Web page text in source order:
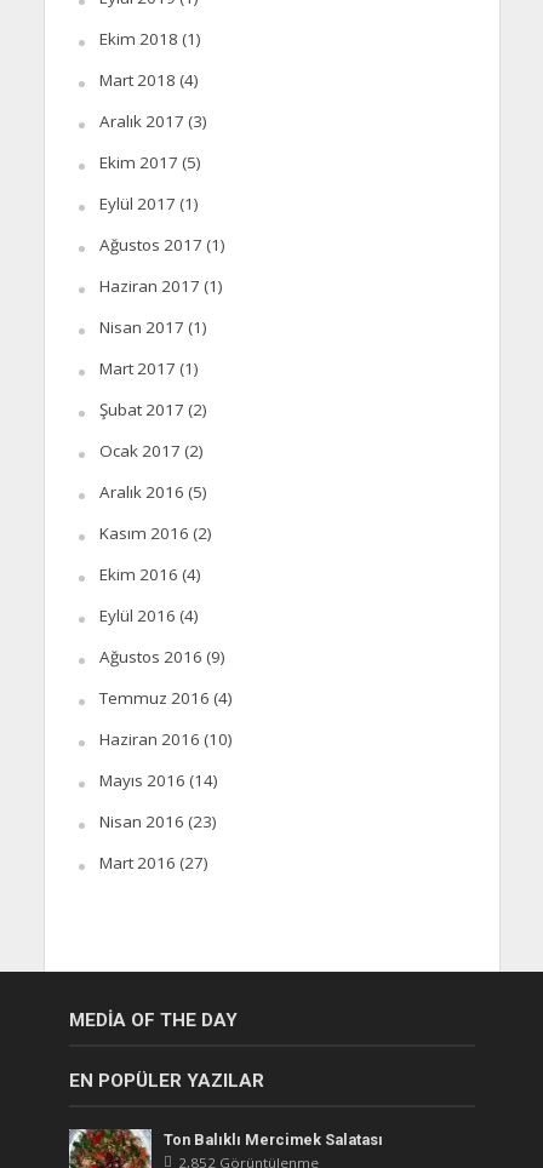
Ekim 2018 (1)
Mart 2018 (4)
Aralık 2017 (3)
Ekim 2017 (5)
Eylül 2017 (1)
Ağustos 2017 (1)
Haziran 2017 (1)
Nisan 2017 (1)
Mart 2017 (1)
Şubat 2017 (2)
Ocak 2017 (2)
Aralık 2016 (5)
Kasım 2016 (2)
Ekim 2016 (4)
Eylül 2016 (4)
Ağustos 2016 (9)
Temmuz 2016 (4)
Haziran 2016 (10)
Mayıs 2016 (14)
Nisan 2016 (23)
Mart 2016 (27)
MEDIA OF THE DAY
EN POPÜLER YAZILAR
Ton Balıklı Mercimek Salatası
2,852 Görüntülenme